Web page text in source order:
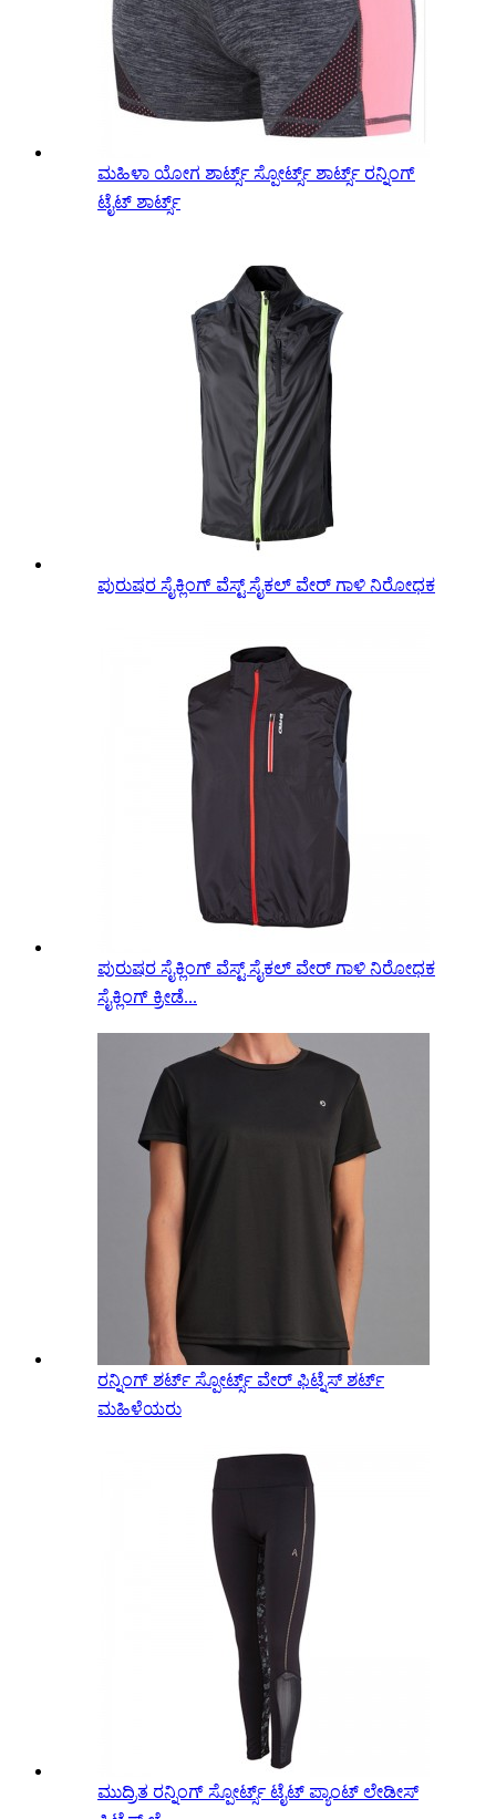
ಮಹಿಳಾ ಯೋಗ ಶಾರ್ಟ್ಸ್ ಸ್ಪೋರ್ಟ್ಸ್ ಶಾರ್ಟ್ಸ್ ರನ್ನಿಂಗ್
ಟೈಟ್ ಶಾರ್ಟ್ಸ್
ಪುರುಷರ ಸೈಕ್ಲಿಂಗ್ ವೆಸ್ಟ್ ಸೈಕಲ್ ವೇರ್ ಗಾಳಿ ನಿರೋಧಕ
ಪುರುಷರ ಸೈಕ್ಲಿಂಗ್ ವೆಸ್ಟ್ ಸೈಕಲ್ ವೇರ್ ಗಾಳಿ ನಿರೋಧಕ
ಸೈಕ್ಲಿಂಗ್ ಕ್ರೀಡೆ...
ರನ್ನಿಂಗ್ ಶರ್ಟ್ ಸ್ಪೋರ್ಟ್ಸ್ ವೇರ್ ಫಿಟ್ನೆಸ್ ಶರ್ಟ್
ಮಹಿಳೆಯರು
ಮುದ್ರಿತ ರನ್ನಿಂಗ್ ಸ್ಪೋರ್ಟ್ಸ್ ಟೈಟ್ ಪ್ಯಾಂಟ್ ಲೇಡೀಸ್